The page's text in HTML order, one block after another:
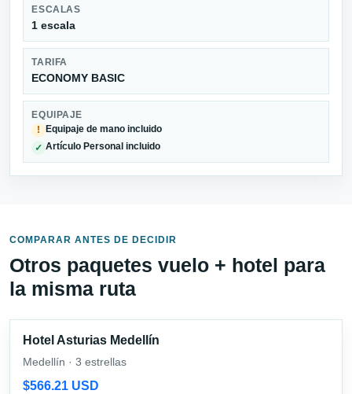
ESCALAS
1 escala
TARIFA
ECONOMY BASIC
EQUIPAJE
!
Equipaje de mano incluido
✓ Artículo Personal incluido
COMPARAR ANTES DE DECIDIR
Otros paquetes vuelo + hotel para
la misma ruta
Hotel Asturias Medellín
Medellín · 3 estrellas
$566.21 USD